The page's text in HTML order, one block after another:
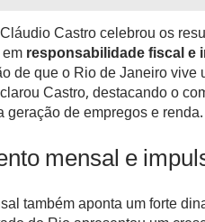
Castro celebrou os
responsabilidade fiscal e
de que o Rio de Janeiro
Castro, destacando o
geração de empregos e renda.
mensal e
também aponta um forte